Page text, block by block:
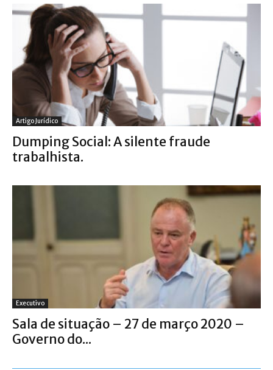
Artigo Jurídico
Dumping Social: A silente fraude
trabalhista.
Executivo
Sala de situação – 27 de março 2020 –
Governo do...